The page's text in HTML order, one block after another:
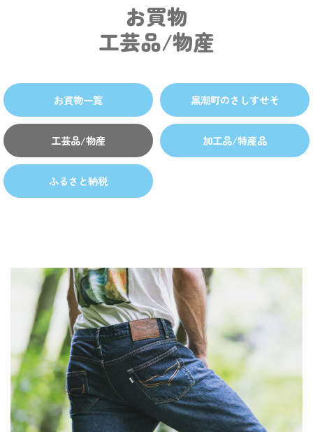
お買物
工芸品/物産
お買物一覧 黒潮町のさしすせそ
工芸品/物産 加工品/特産品
ふるさと納税